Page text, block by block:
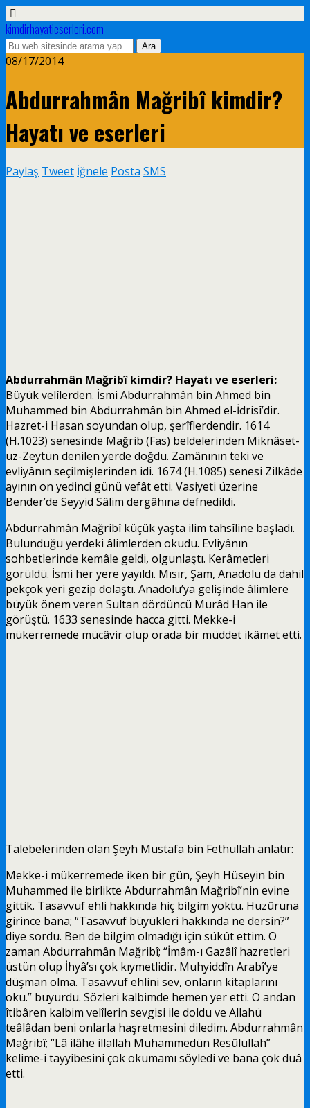
kimdirhayatieserleri.com
08/17/2014
Abdurrahmân Mağribî kimdir?
Hayatı ve eserleri
Paylaş Tweet İğnele Posta SMS
Abdurrahmân Mağribîkimdir? Hayatı ve eserleri:
Büyük velîlerden. İsmi Abdurrahmân bin Ahmed bin
Muhammed bin Abdurrahmân bin Ahmed el-İdrisî’dir.
Hazret-i Hasan soyundan olup, şerîflerdendir. 1614
(H.1023) senesinde Mağrib (Fas) beldelerinden Miknâset-
üz-Zeytün denilen yerde doğdu. Zamânının teki ve
evliyânın seçilmişlerinden idi. 1674 (H.1085) senesi Zilkâde
ayının on yedinci günü vefât etti. Vasiyeti üzerine
Bender’de Seyyid Sâlim dergâhına defnedildi.
Abdurrahmân Mağribî küçük yaşta ilim tahsîline başladı.
Bulunduğu yerdeki âlimlerden okudu. Evliyânın
sohbetlerinde kemâle geldi, olgunlaştı. Kerâmetleri
görüldü. İsmi her yere yayıldı. Mısır, Şam, Anadolu da dahil
pekçok yeri gezip dolaştı. Anadolu’ya gelişinde âlimlere
büyük önem veren Sultan dördüncü Murâd Han ile
görüştü. 1633 senesinde hacca gitti. Mekke-i
mükerremede mücâvir olup orada bir müddet ikâmet etti.
Talebelerinden olan Şeyh Mustafa bin Fethullah anlatır:
Mekke-i mükerremede iken bir gün, Şeyh Hüseyin bin
Muhammed ile birlikte Abdurrahmân Mağribî’nin evine
gittik. Tasavvuf ehli hakkında hiç bilgim yoktu. Huzûruna
girince bana; “Tasavvuf büyükleri hakkında ne dersin?”
diye sordu. Ben de bilgim olmadığı için sükût ettim. O
zaman Abdurrahmân Mağribî; “İmâm-ı Gazâlî hazretleri
üstün olup İhyâ’sı çok kıymetlidir. Muhyiddîn Arabî’ye
düşman olma. Tasavvuf ehlini sev, onların kitaplarını
oku.” buyurdu. Sözleri kalbimde hemen yer etti. O andan
îtibâren kalbim velîlerin sevgisi ile doldu ve Allahü
teâlâdan beni onlarla haşretmesini diledim. Abdurrahmân
Mağribî; “Lâ ilâhe illallah Muhammedün Resûlullah”
kelime-i tayyibesini çok okumamı söyledi ve bana çok duâ
etti.